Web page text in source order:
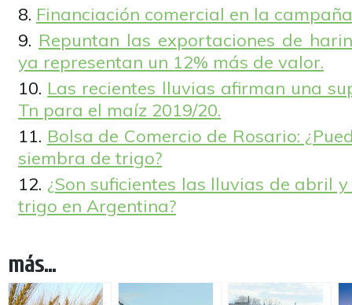
Financiación comercial en la
Repuntan las exportaciones de
ya representan un 12% más de valor.
Las recientes lluvias afirman una
Tn para el maíz 2019/20.
Bolsa de Comercio de Rosario:
siembra de trigo?
¿Son suficientes las lluvias de abril
trigo en Argentina?
más...